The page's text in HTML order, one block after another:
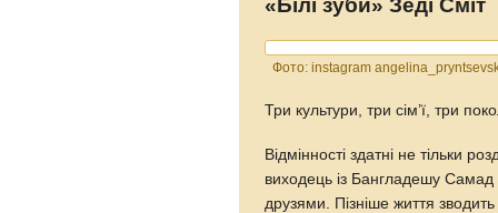
Фото: instagram
Три культури, три сім’ї, три
Відмінності здатні не тільки
виходець із Бангладешу Самад
друзями. Пізніше життя